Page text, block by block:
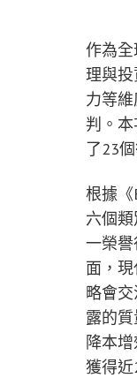
作為
理與
力等
判。
了23
根據
六個
一榮
面，
略會
露的
降本
獲得